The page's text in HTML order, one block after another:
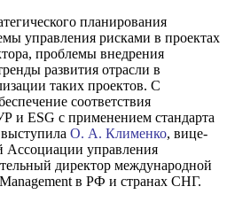
планирования
управления рисками в проектах
проблемы внедрения
развития отрасли в
таких проектов. С
соответствия
и ESG с применением стандарта
О. А. Клименко, вице-
Ассоциации управления
директор международной
в РФ и странах СНГ.